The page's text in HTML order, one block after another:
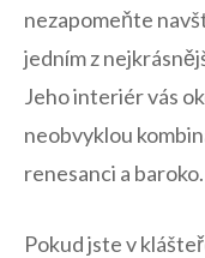
⁢nezapomeňte
jedním z
Jeho interiér vás
neobvyklou
renesanci a baroko.
Pokud jste v